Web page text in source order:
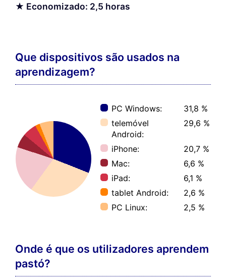
★ Economizado: 2,5 horas
Que dispositivos são usados na
aprendizagem?
PC Windows:
31,8 %
telemóvel
Android:
29,6 %
iPhone:
20,7 %
Mac:
6,6 %
iPad:
6,1 %
tablet Android:
2,6 %
PC Linux:
2,5 %
Onde é que os utilizadores aprendem
pastó?